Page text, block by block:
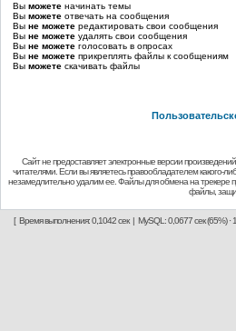
Вы можете начинать темы
Вы можете отвечать на сообщения
Вы не можете редактировать свои сообщения
Вы не можете удалять свои сообщения
Вы не можете голосовать в опросах
Вы не можете прикреплять файлы к сообщениям
Вы можете скачивать файлы
Сайт не предоставляет электронные версии
читателями. Если вы являетесь правообладателем какого-
незамедлительно удалим ее. Файлы для обмена на трекере
файлы,
[ Время выполнения: 0,1042 сек | MySQL: 0,0677 сек (65%)